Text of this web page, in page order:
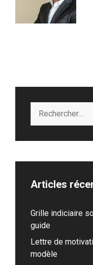
Articles
Grille indiciaire
guide
Lettre de
modèle